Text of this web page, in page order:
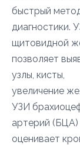
быстрый
диагностики.
щитовидной
позволяет
узлы, кисты,
увеличение
УЗИ
артерий (БЦА)
оценивает